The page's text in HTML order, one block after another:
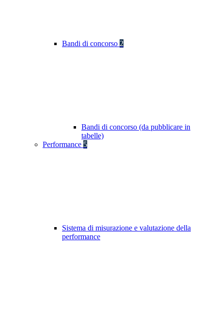
Bandi di concorso 2
Bandi di concorso (da pubblicare in
tabelle)
Performance 5
Sistema di misurazione e valutazione della
performance